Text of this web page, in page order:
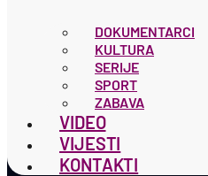
DOKUMENTARCI
KULTURA
SERIJE
SPORT
ZABAVA
VIDEO
VIJESTI
KONTAKTI